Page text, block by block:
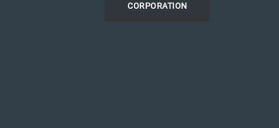
CORPORATION